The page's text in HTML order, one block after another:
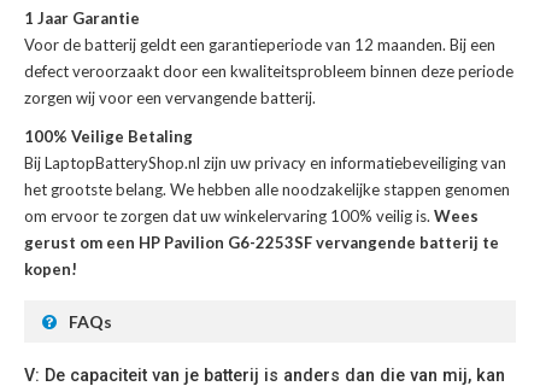
1 Jaar Garantie
Voor debatterij geldt een garantieperiode van 12 maanden. Bij een
defect veroorzaakt door een kwaliteitsprobleem binnen deze periode
zorgen wij voor een vervangende batterij.
100% Veilige Betaling
Bij LaptopBatteryShop.nl zijn uw privacy en informatiebeveiliging van
het grootste belang. We hebben alle noodzakelijke stappen genomen
om ervoor te zorgen dat uw winkelervaring 100% veilig is. Wees
gerust om een HP Pavilion G6-2253SF vervangende batterij te
kopen!
FAQs
V: De capaciteit van je batterij is anders dan die van mij, kan